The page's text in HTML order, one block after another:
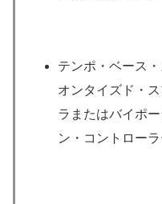
テンポ・ベース
オンタイズド・
ラまたはバイポ
ン・コントロー